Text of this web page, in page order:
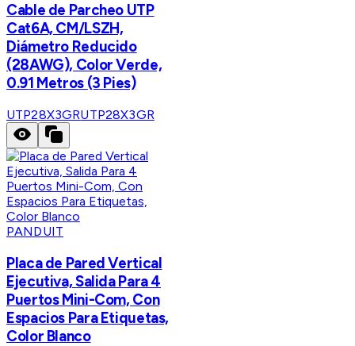
Cable de Parcheo UTP
Cat6A, CM/LSZH,
Diámetro Reducido
(28AWG), Color Verde,
0.91 Metros (3 Pies)
UTP28X3GRUTP28X3GR
PANDUIT
Placa de Pared Vertical
Ejecutiva, Salida Para 4
Puertos Mini-Com, Con
Espacios Para Etiquetas,
Color Blanco